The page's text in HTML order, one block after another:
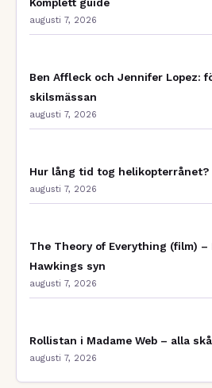
augusti 7, 2026
Ben Affleck och Jennifer Lopez:
skilsmässan
augusti 7, 2026
Hur lång tid tog
augusti 7, 2026
The Theory of Everything (film) –
Hawkings syn
augusti 7, 2026
Rollistan i Madame Web – alla
augusti 7, 2026